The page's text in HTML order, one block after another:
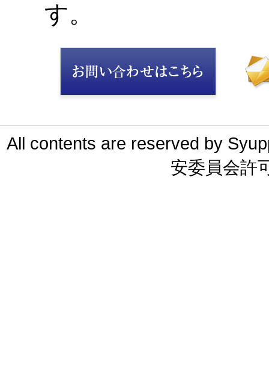
す。
All contents are reserved by
安委員会許